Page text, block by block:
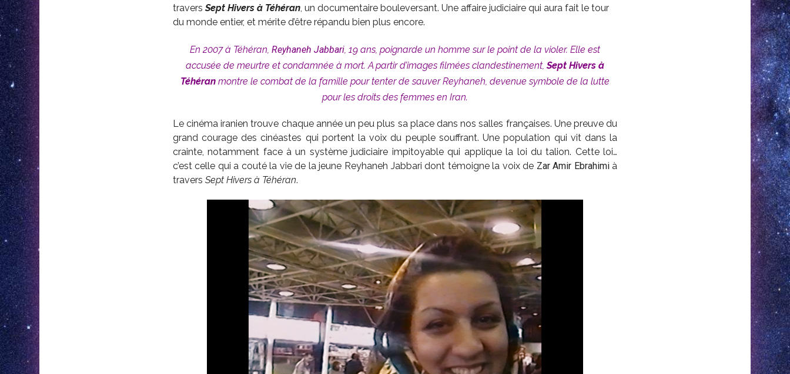
traversSept Hivers à Téhéran, un documentaire bouleversant. Une affaire judiciaire qui aura fait le tour
du monde entier, et mérite d’être répandu bien plus encore.
En 2007 à Téhéran, Reyhaneh Jabbari, 19 ans, poignarde un homme sur le point de la violer. Elle est
accusée de meurtre et condamnée à mort. A partir d’images filmées clandestinement,Sept Hivers à
Téhéranmontre le combat de la famille pour tenter de sauver Reyhaneh, devenue symbole de la lutte
pour les droits des femmes en Iran.
Le cinéma iranien trouve chaque année un peu plus sa place dans nos salles françaises. Une preuve du
grand courage des cinéastes qui portent la voix du peuple souffrant. Une population qui vit dans la
crainte, notamment face à un système judiciaire impitoyable qui applique la loi du talion. Cette loi…
c’est celle qui a couté la vie de la jeune Reyhaneh Jabbari dont témoigne la voix de Zar Amir Ebrahimià
travers Sept Hivers à Téhéran.